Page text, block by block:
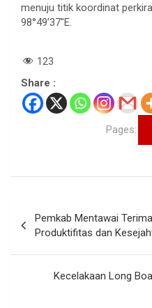
menuju titik koordinat
98°49’37″E.
123
Share :
Pages:
pos
Pemkab Mentawai
Produktifitas dan
Kecelakaan Long